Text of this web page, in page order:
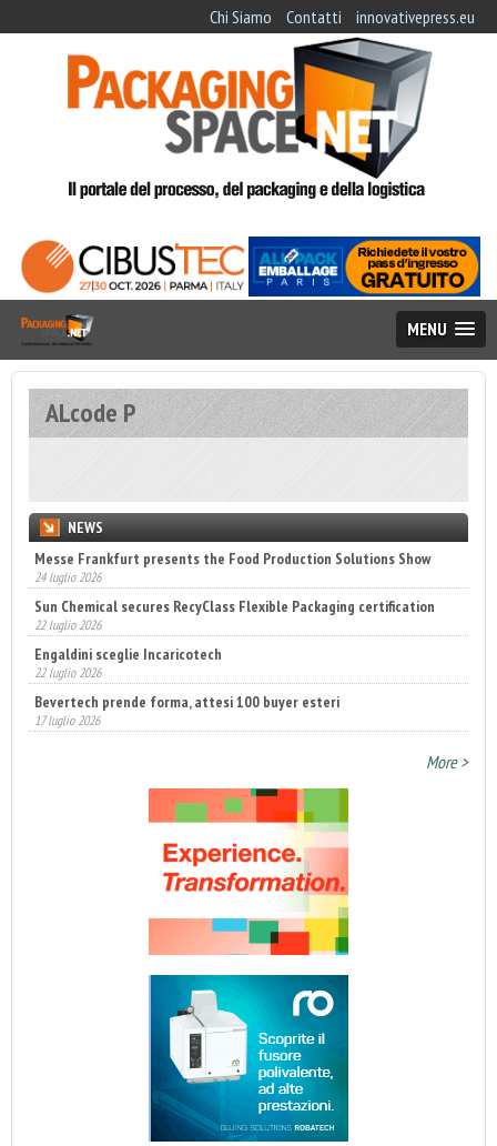
Chi Siamo Contatti innovativepress.eu
MENU
ALcode P
NEWS
Messe Frankfurt presents the Food Production Solutions Show
24 luglio 2026
Sun Chemical secures RecyClass Flexible Packaging certification
22 luglio 2026
Engaldini sceglie Incaricotech
22 luglio 2026
Bevertech prende forma, attesi 100 buyer esteri
17 luglio 2026
More >